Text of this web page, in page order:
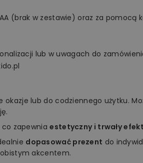
(brak w zestawie) oraz za pomocą
lub w uwagach do
lub do codziennego użytku.
co zapewniaestetyczny i trwały efekt
dopasować prezent do
akcentem.